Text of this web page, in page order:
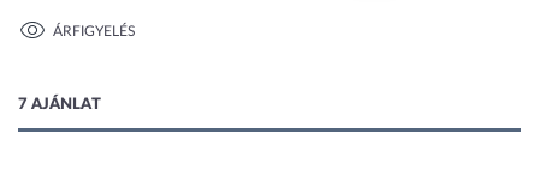
ÁRFIGYELÉS
7 AJÁNLAT